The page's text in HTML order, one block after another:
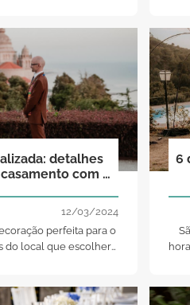
detalhes
com a
12/03/2024
perfeita para o
do local que escolher
6